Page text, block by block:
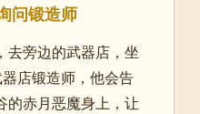
问锻造师
去旁边的武器店，坐
店锻造师，他会告
的赤月恶魔身上，让